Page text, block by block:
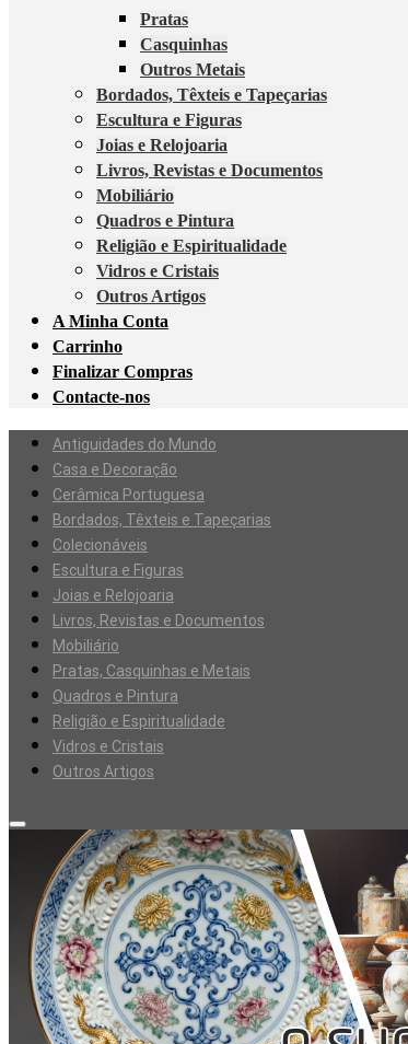
Pratas
Casquinhas
Outros Metais
Bordados, Têxteis e Tapeçarias
Escultura e Figuras
Joias e Relojoaria
Livros, Revistas e Documentos
Mobiliário
Quadros e Pintura
Religião e Espiritualidade
Vidros e Cristais
Outros Artigos
A Minha Conta
Carrinho
Finalizar Compras
Contacte-nos
Antiguidades do Mundo
Casa e Decoração
Cerâmica Portuguesa
Bordados, Têxteis e Tapeçarias
Colecionáveis
Escultura e Figuras
Joias e Relojoaria
Livros, Revistas e Documentos
Mobiliário
Pratas, Casquinhas e Metais
Quadros e Pintura
Religião e Espiritualidade
Vidros e Cristais
Outros Artigos